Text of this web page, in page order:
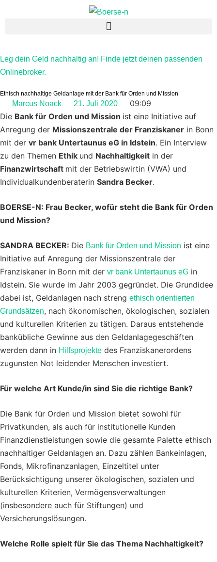
Leg dein Geld nachhaltig an! Finde jetzt deinen passenden
Onlinebroker.
Ethisch nachhaltige Geldanlage mit der Bank für Orden und Mission
Marcus Noack 21. Juli 2020
09:09
Die Bank für Orden und Mission ist eine Initiative auf
Anregung der Missionszentrale der Franziskaner in Bonn
mit der vr bank Untertaunus eG in Idstein. Ein Interview
zu den Themen Ethik und Nachhaltigkeit in der
Finanzwirtschaft mit der Betriebswirtin (VWA) und
Individualkundenberaterin Sandra Becker.
BOERSE-N: Frau Becker, wofür steht die Bank für Orden
und Mission?
SANDRA BECKER: Die Bank für Orden und Mission ist eine
Initiative auf Anregung der Missionszentrale der
Franziskaner in Bonn mit der vr bank Untertaunus eG in
Idstein. Sie wurde im Jahr 2003 gegründet. Die Grundidee
dabei ist, Geldanlagen nach streng ethisch orientierten
Grundsätzen, nach ökonomischen, ökologischen, sozialen
und kulturellen Kriterien zu tätigen. Daraus entstehende
bankübliche Gewinne aus den Geldanlagegeschäften
werden dann in Hilfsprojekte des Franziskanerordens
zugunsten Not leidender Menschen investiert.
Für welche Art Kunde/in sind Sie die richtige Bank?
Die Bank für Orden und Mission bietet sowohl für
Privatkunden, als auch für institutionelle Kunden
Finanzdienstleistungen sowie die gesamte Palette ethisch
nachhaltiger Geldanlagen an. Dazu zählen Bankeinlagen,
Fonds, Mikrofinanzanlagen, Einzeltitel unter
Berücksichtigung unserer ökologischen, sozialen und
kulturellen Kriterien, Vermögensverwaltungen
(insbesondere auch für Stiftungen) und
Versicherungslösungen.
Welche Rolle spielt für Sie das Thema Nachhaltigkeit?